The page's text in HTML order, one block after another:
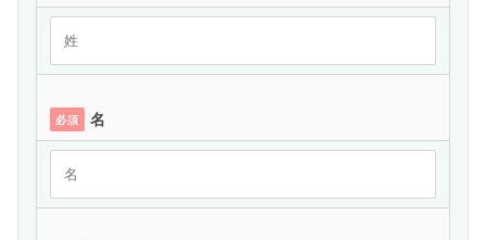
必須 名